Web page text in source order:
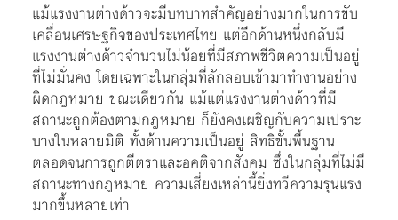
แม้แรงงานต่างด้าวจะมีบทบาทสำคัญอย่างมากในการขับ
เคลื่อนเศรษฐกิจของประเทศไทย แต่อีกด้านหนึ่งกลับมี
แรงงานต่างด้าวจำนวนไม่น้อยที่มีสภาพชีวิตความเป็นอยู่
ที่ไม่มั่นคง โดยเฉพาะในกลุ่มที่ลักลอบเข้ามาทำงานอย่าง
ผิดกฎหมาย ขณะเดียวกัน แม้แต่แรงงานต่างด้าวที่มี
สถานะถูกต้องตามกฎหมาย ก็ยังคงเผชิญกับความเปราะ
บางในหลายมิติ ทั้งด้านความเป็นอยู่ สิทธิขั้นพื้นฐาน
ตลอดจนการถูกตีตราและอคติจากสังคม ซึ่งในกลุ่มที่ไม่มี
สถานะทางกฎหมาย ความเสี่ยงเหล่านี้ยิ่งทวีความรุนแรง
มากขึ้นหลายเท่า